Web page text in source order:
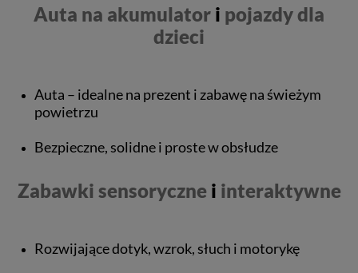
Auta na akumulator i pojazdy dla
dzieci
Auta – idealne na prezent i zabawę na świeżym
powietrzu
Bezpieczne, solidne i proste w obsłudze
Zabawki sensoryczne i interaktywne
Rozwijające dotyk, wzrok, słuch i motorykę